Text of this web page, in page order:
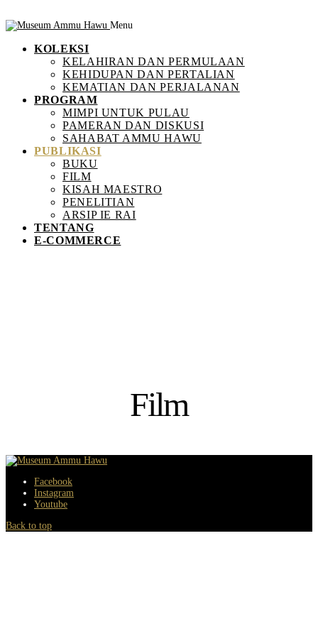
Menu
KOLEKSI
KELAHIRAN DAN PERMULAAN
KEHIDUPAN DAN PERTALIAN
KEMATIAN DAN PERJALANAN
PROGRAM
MIMPI UNTUK PULAU
PAMERAN DAN DISKUSI
SAHABAT AMMU HAWU
PUBLIKASI
BUKU
FILM
KISAH MAESTRO
PENELITIAN
ARSIP IE RAI
TENTANG
E-COMMERCE
Film
Facebook
Instagram
Youtube
Back to top